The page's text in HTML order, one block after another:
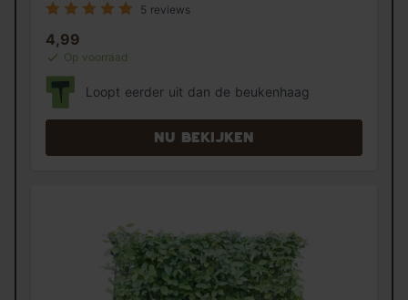
5 reviews
4,99
Op voorraad
Loopt eerder uit dan de beukenhaag
Nu bekijken